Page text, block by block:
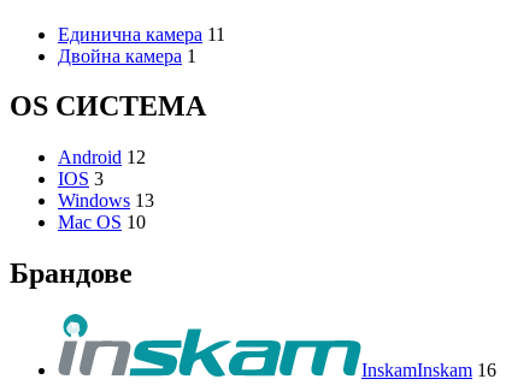
Единична камера 11
Двойна камера 1
OS СИСТЕМА
Android 12
IOS 3
Windows 13
Mac OS 10
Брандове
InskamInskam 16